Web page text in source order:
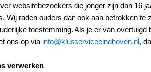
websitebezoekers die jonger zijn dan 16
raden ouders dan ook aan betrokken te
toestemming. Als je er van
ons op via info@klusserviceeindhoven.nl,
verwerken